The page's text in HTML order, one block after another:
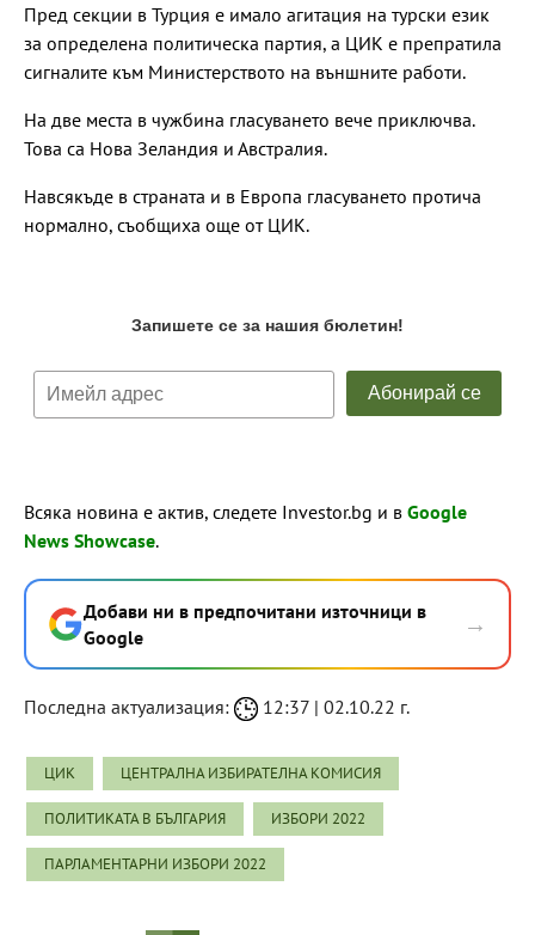
Пред секции в Турция е имало агитация на турски език
за определена политическа партия, а ЦИК е препратила
сигналите към Министерството на външните работи.
На две места в чужбина гласуването вече приключва.
Това са Нова Зеландия и Австралия.
Навсякъде в страната и в Европа гласуването протича
нормално, съобщиха още от ЦИК.
Всяка новина е актив, следете Investor.bg и в Google
News Showcase.
Добави ни в предпочитани източници в
Google
→
Последна актуализация: 12:37 | 02.10.22 г.
ЦИК ЦЕНТРАЛНА ИЗБИРАТЕЛНА КОМИСИЯ
ПОЛИТИКАТА В БЪЛГАРИЯ ИЗБОРИ 2022
ПАРЛАМЕНТАРНИ ИЗБОРИ 2022